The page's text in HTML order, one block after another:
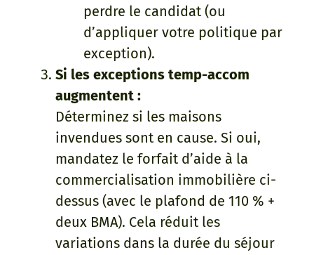
perdre le candidat (ou
d’appliquer votre politique par
exception).
Si les exceptions temp-accom
augmentent :
Déterminez si les maisons
invendues sont en cause. Si oui,
mandatez le forfait d’aide à la
commercialisation immobilière ci-
dessus (avec le plafond de 110 % +
deux BMA). Cela réduit les
variations dans la durée du séjour